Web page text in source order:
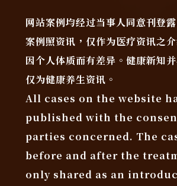
网站案例均经过当事人同意刊登
案例照资讯，仅作为医疗资讯之
因个人体质而有差异。健康新知
仅为健康养生资讯。
All cases on the website
published with the
parties concerned. The
before and after the
only shared as an